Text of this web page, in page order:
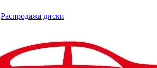
Распродажа диски